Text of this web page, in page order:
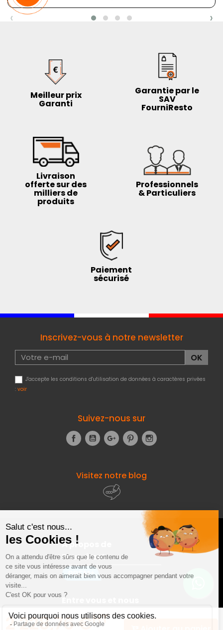
‹ ›
2 228,76 €HT
Meilleur prix
Garanti
Garantie par le
SAV
FourniResto
Livraison
offerte sur des
milliers de
produits
Professionnels
& Particuliers
Paiement
sécurisé
Inscrivez-vous à notre newsletter
J'accepte les conditions d'utilisation de données à caractères privées
: voir
Suivez-nous sur
FacebookYouTubeGoogle+Pinterest
Visitez notre blog
À propos de
Fourniresto
Entre vous et nous